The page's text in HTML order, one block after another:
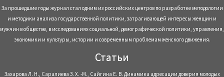
За прошедшие годы журнал стал одним из российских центров по разработке методологии
и методики анализа государственной политики, затрагивающей интересы женщин и
мужчин в обществе, в исследованиях социальной, демографической политики, управления,
экономики и культуры, истории и современным проблемам женского движения.
Статьи
Захарова Л. Н., Саралиева З. Х. -М., Сайгина Е. В. Динамика адресации доверия молодых